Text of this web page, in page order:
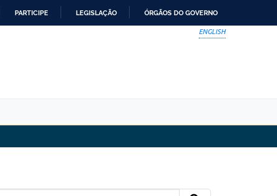
PARTICIPE LEGISLAÇÃO ÓRGÃOS DO GOVERNO
ENGLISH